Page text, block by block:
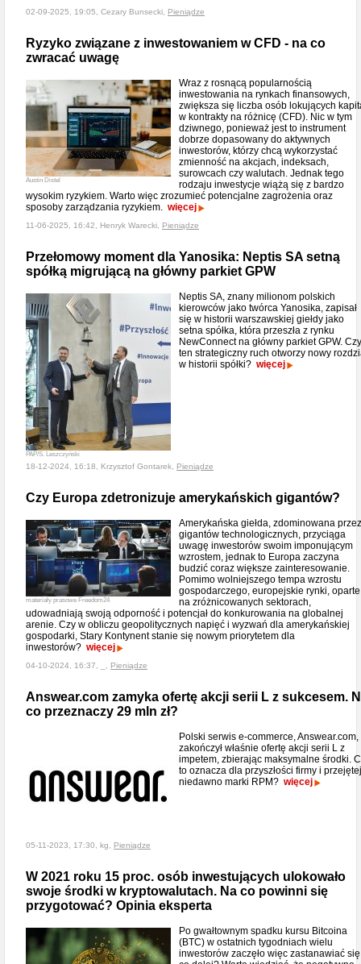
02-09-2025, 19:05, Cezary Bunsecki, Pieniądze
Ryzyko związane z inwestowaniem w CFD - na co
zwracać uwagę
Austin Distel
Wraz z rosnącą popularnością
inwestowania na rynkach finansowych,
zwiększa się liczba osób lokujących
w kontrakty na różnicę (CFD). Nic w tym
dziwnego, ponieważ jest to instrument
dobrze dopasowany do aktywnych
inwestorów, którzy chcą wykorzystać
zmienność na akcjach, indeksach,
surowcach czy walutach. Jednak tego
rodzaju inwestycje wiążą się z bardzo
wysokim ryzykiem. Warto więc zrozumieć potencjalne zagrożenia oraz
sposoby zarządzania ryzykiem. więcej
11-06-2025, 16:42, Henryk Warecki, Pieniądze
Przełomowy moment dla Yanosika: Neptis SA setną
spółką migrującą na główny parkiet GPW
PAP/S. Leszczyński
Neptis SA, znany milionom polskich
kierowców jako twórca Yanosika, zapisał
się w historii warszawskiej giełdy jako
setna spółka, która przeszła z rynku
NewConnect na główny parkiet GPW. Czy
ten strategiczny ruch otworzy nowy
w historii spółki? więcej
18-12-2024, 16:18, Krzysztof Gontarek, Pieniądze
Czy Europa zdetronizuje amerykańskich gigantów?
materiały prasowe Freedom24
Amerykańska giełda, zdominowana przez
gigantów technologicznych, przyciąga
uwagę inwestorów swoim imponującym
wzrostem, jednak to Europa zaczyna
budzić coraz większe zainteresowanie.
Pomimo wolniejszego tempa wzrostu
gospodarczego, europejskie rynki, oparte
na zróżnicowanych sektorach,
udowadniają swoją odporność i potencjał do konkurowania na globalnej
arenie. Czy w obliczu geopolitycznych napięć i wyzwań dla amerykańskiej
gospodarki, Stary Kontynent stanie się nowym priorytetem dla
inwestorów? więcej
04-10-2024, 16:37, _, Pieniądze
Answear.com zamyka ofertę akcji serii L z sukcesem.
co przeznaczy 29 mln zł?
Polski serwis e-commerce, Answear.com,
zakończył właśnie ofertę akcji serii L z
impetem, zbierając maksymalne środki.
to oznacza dla przyszłości firmy i przejętej
niedawno marki RPM? więcej
05-11-2023, 17:30, kg, Pieniądze
W 2021 roku 15 proc. osób inwestujących ulokowało
swoje środki w kryptowalutach. Na co powinni się
przygotować? Opinia eksperta
Po gwałtownym spadku kursu Bitcoina
(BTC) w ostatnich tygodniach wielu
inwestorów zaczęło więc zastanawiać się